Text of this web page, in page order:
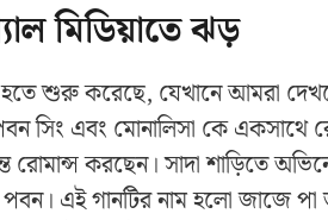
মিডিয়াতে ঝড়
হতে শুরু করেছে, যেখানে আমরা
সিং এবং মোনালিসা কে একসাথে
রোমান্স করছেন। সাদা শাড়িতে
পবন। এই গানটির নাম হলো জাজে পা